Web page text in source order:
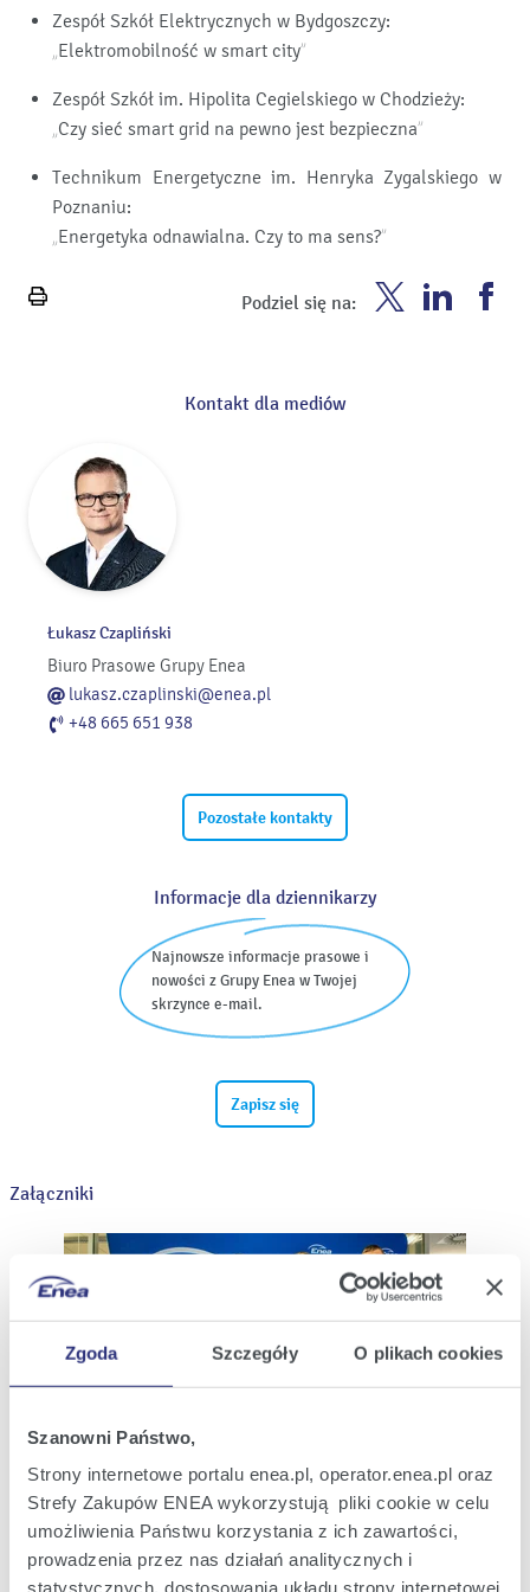
Zgoda Szczegóły O plikach cookies
Szanowni Państwo,
Strony internetowe portalu enea.pl, operator.enea.pl oraz
Strefy Zakupów ENEA wykorzystują pliki cookie w celu
umożliwienia Państwu korzystania z ich zawartości,
prowadzenia przez nas działań analitycznych i
statystycznych, dostosowania układu strony internetowej
Zespół Szkół Elektrycznych w Bydgoszczy:
„Elektromobilność w smart city”
Zespół Szkół im. Hipolita Cegielskiego w Chodzieży:
„Czy sieć smart grid na pewno jest bezpieczna”
Technikum Energetyczne im. Henryka Zygalskiego w
Poznaniu:
„Energetyka odnawialna. Czy to ma sens?”
Wydrukuj
Podziel się na:
Enea Enea
Kontakt dla mediów
Łukasz Czapliński
Biuro Prasowe Grupy Enea
lukasz.czaplinski@enea.pl
+48 665 651 938
Pozostałe kontakty
Informacje dla dziennikarzy
Najnowsze informacje prasowe i
nowości z Grupy Enea w Twojej
skrzynce e-mail.
Zapisz się
Załączniki
Enea wspiera pasjonatów energetyki ze swojej sieci szkół
patronackich (1).jpg|(jpg; 3,6 MB)